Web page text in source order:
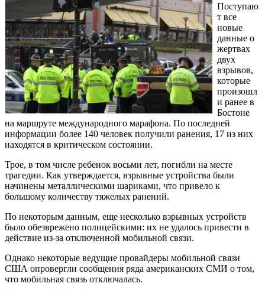
Поступаю
т все
новые
данные о
жертвах
двух
взрывов,
которые
произошл
и ранее в
Бостоне
на маршруте международного марафона. По последней
информации более 140 человек получили ранения, 17 из них
находятся в критическом состоянии.
Трое, в том числе ребенок восьми лет, погибли на месте
трагедии. Как утверждается, взрывные устройства были
начинены металлическими шариками, что привело к
большому количеству тяжелых ранений.
По некоторым данным, еще несколько взрывных устройств
было обезврежено полицейскими: их не удалось привести в
действие из-за отключенной мобильной связи.
Однако некоторые ведущие провайдеры мобильной связи
США опровергли сообщения ряда американских СМИ о том,
что мобильная связь отключалась.